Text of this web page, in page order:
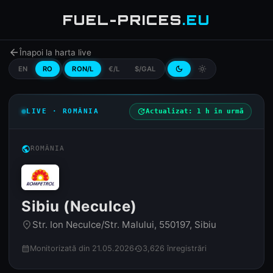
FUEL-PRICES.EU
arrow_backÎnapoi la harta live
EN RO RON/L €/L $/GAL dark_mode light_mode
LIVE · ROMÂNIA updateActualizat: 1 h în urmă
publicROMÂNIA
Sibiu (Neculce)
place Str. Ion Neculce/Str. Malului, 550197, Sibiu
calendar_month Monitorizată din 21.05.2026history3,626 înregistrări